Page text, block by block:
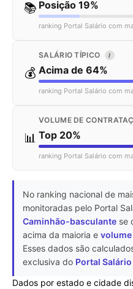
📚 Posição 19%
ranking Portal Salário com
💰
SALÁRIO TÍPICO I
Acima de 64%
ranking Portal Salário com
📊
VOLUME DE
Top 20%
ranking Portal Salário com
No ranking nacional de
monitoradas pelo Portal
Caminhão-basculante se
acima da maioria e
Esses dados são
exclusiva do Portal Salário
Dados por estado e cidade